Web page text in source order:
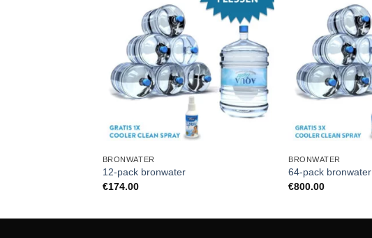
BRONWATER
12-pack bronwater
€174.00
BRONWATER
64-pack bronwater
€800.00